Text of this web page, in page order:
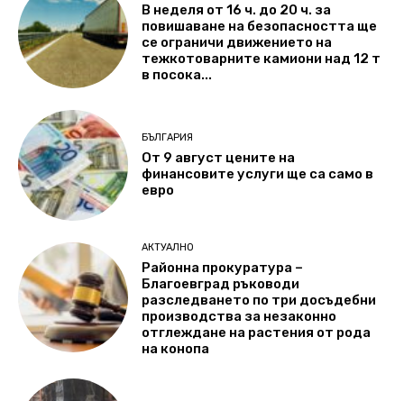
В неделя от 16 ч. до 20 ч. за
повишаване на безопасността ще
се ограничи движението на
тежкотоварните камиони над 12 т
в посока...
БЪЛГАРИЯ
От 9 август цените на
финансовите услуги ще са само в
евро
АКТУАЛНО
Районна прокуратура –
Благоевград ръководи
разследването по три досъдебни
производства за незаконно
отглеждане на растения от рода
на конопа